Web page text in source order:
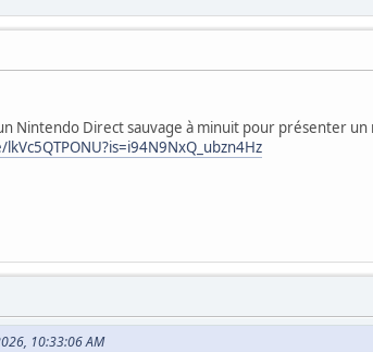
Nintendo Direct sauvage à minuit pour présenter
10:33:06 AM